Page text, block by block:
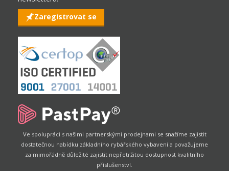
Zaregistrovat se
Ve spolupráci s našimi partnerskými prodejnami se snažíme zajistit
dostatečnou nabídku základního rybářského vybavení a považujeme
za mimořádně důležité zajistit nepřetržitou dostupnost kvalitního
příslušenství.